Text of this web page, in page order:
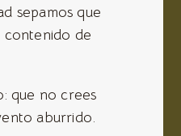
sepamos que
contenido de
que no crees
aburrido.